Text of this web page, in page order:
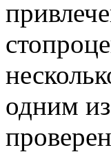
одним